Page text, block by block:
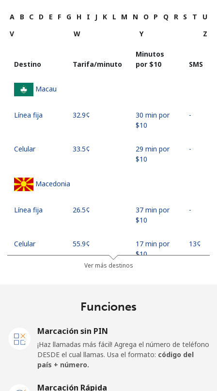
A B C D E F G H I J K L M N O P Q R S T
U
V
W Y Z
Destino Tarifa/minuto
Minutos
por ⁦$10⁩
SMS
Macau
Línea fija ⁦32.9¢⁩
30 min por
⁦$10⁩
-
Celular ⁦33.5¢⁩
29 min por
⁦$10⁩
-
Macedonia
Línea fija ⁦26.5¢⁩
37 min por
⁦$10⁩
-
Celular ⁦55.9¢⁩
17 min por
⁦$10⁩
⁦13¢⁩
⁦81.9¢⁩
12 min por
Celular
⁦$10⁩
Ver más destinos
Funciones
Marcación sin PIN
¡Haz llamadas más fácil! Agrega el número de teléfono
DESDE el cual llamas. Usa el formato: código del
país + número.
Marcación Rápida